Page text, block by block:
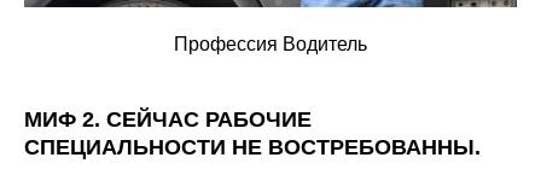
Профессия Водитель
МИФ 2. СЕЙЧАС РАБОЧИЕ
СПЕЦИАЛЬНОСТИ НЕ ВОСТРЕБОВАННЫ.